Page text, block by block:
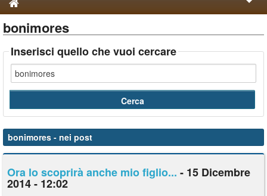
Genesi e Storia
Contatti
bonimores
Inserisci quello che vuoi cercare
bonimores - nei post
Ora lo scoprirà anche mio figlio... - 15 Dicembre
2014 - 12:02